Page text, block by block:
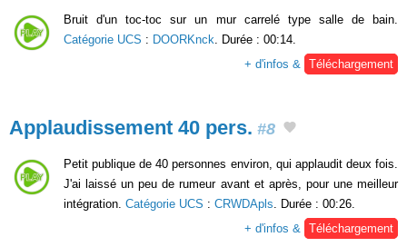
Bruit d'un toc-toc sur un mur carrelé type salle de bain.
Catégorie UCS : DOORKnck . Durée : 00:14.
+ d'infos &
Téléchargement
Applaudissement 40 pers. #8
Petit publique de 40 personnes environ, qui applaudit deux fois.
J'ai laissé un peu de rumeur avant et après, pour une meilleur
intégration. Catégorie UCS : CRWDApls. Durée : 00:26.
+ d'infos & Téléchargement